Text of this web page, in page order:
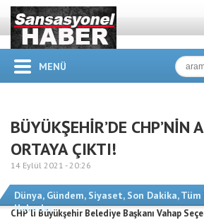
MENÜ
BÜYÜKŞEHİR’DE CHP’NİN
ORTAYA ÇIKTI!
14 Eylül 2021 -20:26
Dünya, Gündem, Siyaset, Son Dakika,
Haberler
CHP’li Büyükşehir Belediye Başkanı Vahap